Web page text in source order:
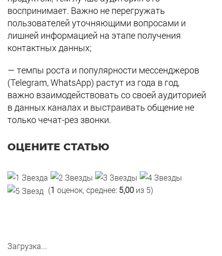
воспринимает. Важно не перегружать
пользователей уточняющими вопросами и
лишней информацией на этапе получения
контактных данных;
— темпы роста и популярности мессенджеров
(Telegram, WhatsApp) растут из года в год,
важно взаимодействовать со своей аудиторией
в данных каналах и выстраивать общение не
только чечат-рез звонки.
ОЦЕНИТЕ СТАТЬЮ
(1 оценок, среднее: 5,00 из 5)
Загрузка...